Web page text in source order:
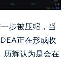
步被压缩，当
正在形成收
历辉认为是会在